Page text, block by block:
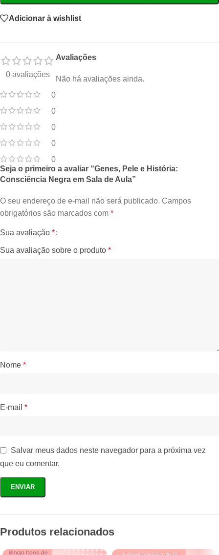
Adicionar à wishlist
0 avaliações
0
0
0
0
0
Avaliações
Não há avaliações ainda.
Seja o primeiro a avaliar “Genes, Pele e História:
Consciência Negra em Sala de Aula”
O seu endereço de e-mail não será publicado. Campos
obrigatórios são marcados com *
Sua avaliação *
Sua avaliação sobre o produto *
Nome *
E-mail *
Salvar meus dados neste navegador para a próxima vez
que eu comentar.
Produtos relacionados